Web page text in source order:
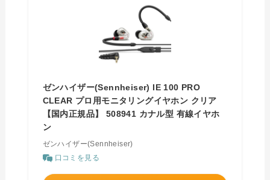
ゼンハイザー(Sennheiser) IE 100 PRO
CLEAR プロ用モニタリングイヤホン クリア
【国内正規品】 508941 カナル型 有線イヤホ
ン
ゼンハイザー(Sennheiser)
口コミを見る